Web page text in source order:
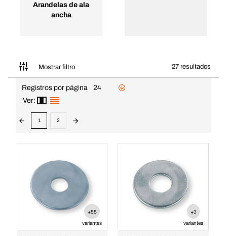
Arandelas de ala
ancha
Mostrar filtro 27 resultados
Registros por página
24
Ver:
1 2
+55
variantes
+3
variantes